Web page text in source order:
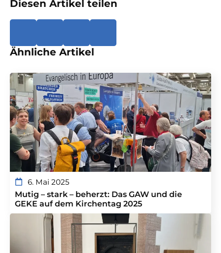
Diesen Artikel teilen
Ähnliche Artikel
6. Mai 2025
Mutig – stark – beherzt: Das GAW und die
GEKE auf dem Kirchentag 2025